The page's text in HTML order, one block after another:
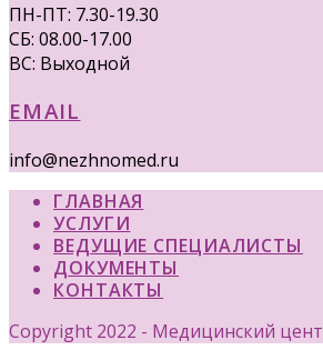
ПН-ПТ: 7.30-19.30
СБ: 08.00-17.00
ВС: Выходной
EMAIL
info@nezhnomed.ru
ГЛАВНАЯ
УСЛУГИ
ВЕДУЩИЕ СПЕЦИАЛИСТЫ
ДОКУМЕНТЫ
КОНТАКТЫ
Copyright 2022 - Медицинский